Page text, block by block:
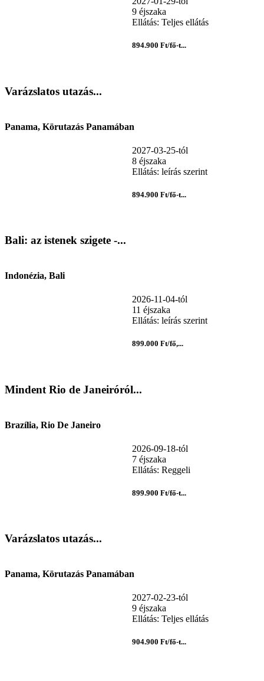
9 éjszaka
Ellátás: Teljes ellátás
894.900 Ft/fő-t...
Varázslatos utazás...
Panama, Körutazás Panamában
2027-03-25-tól
8 éjszaka
Ellátás: leírás szerint
894.900 Ft/fő-t...
Bali: az istenek szigete -...
Indonézia, Bali
2026-11-04-tól
11 éjszaka
Ellátás: leírás szerint
899.000 Ft/fő,...
Mindent Rio de Janeiróról...
Brazília, Rio De Janeiro
2026-09-18-tól
7 éjszaka
Ellátás: Reggeli
899.900 Ft/fő-t...
Varázslatos utazás...
Panama, Körutazás Panamában
2027-02-23-tól
9 éjszaka
Ellátás: Teljes ellátás
904.900 Ft/fő-t...